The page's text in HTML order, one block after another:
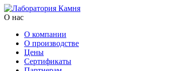
О нас
О компании
О производстве
Цены
Cертификаты